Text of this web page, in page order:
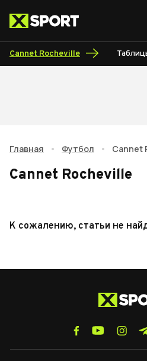
Cannet Rocheville
Главная • Футбол • Cannet
Cannet Rocheville
К сожалению, статьи не